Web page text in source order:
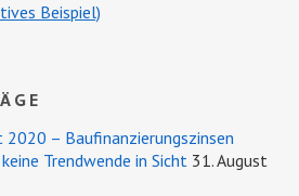
Beispiel)
– Baufinanzierungszinsen
Trendwende in Sicht 31. August